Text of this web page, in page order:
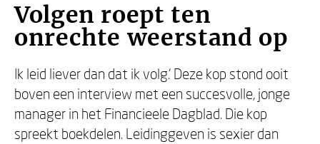
Volgen roept ten
onrechte weerstand op
Ik leid liever dan dat ik volg.’ Deze kop stond ooit
boven een interview met een succesvolle, jonge
manager in het Financieele Dagblad. Die kop
spreekt boekdelen. Leidinggeven is sexier dan